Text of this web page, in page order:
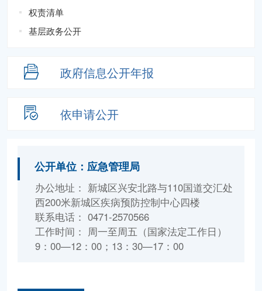
权责清单
基层政务公开
政府信息公开年报
依申请公开
公开单位：应急管理局
办公地址： 新城区兴安北路与110国道交汇处
西200米新城区疾病预防控制中心四楼
联系电话： 0471-2570566
工作时间： 周一至周五（国家法定工作日）
9：00—12：00；13：30—17：00